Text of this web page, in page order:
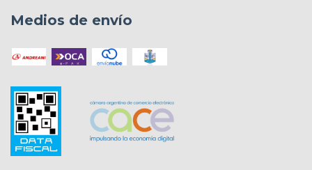
Medios de envío